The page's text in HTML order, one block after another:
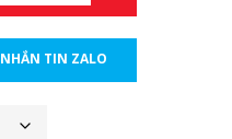
NHẮN TIN ZALO